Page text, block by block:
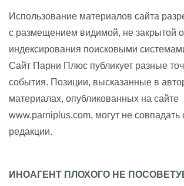
Использование материалов сайта
с размещением видимой, не закрытой
индексирования поисковыми
Сайт Парни Плюс публикует разные
события. Позиции, высказанные в
материалах, опубликованных на сайте
www.parniplus.com, могут не
редакции.
ИНОАГЕНТ ПЛОХОГО НЕ